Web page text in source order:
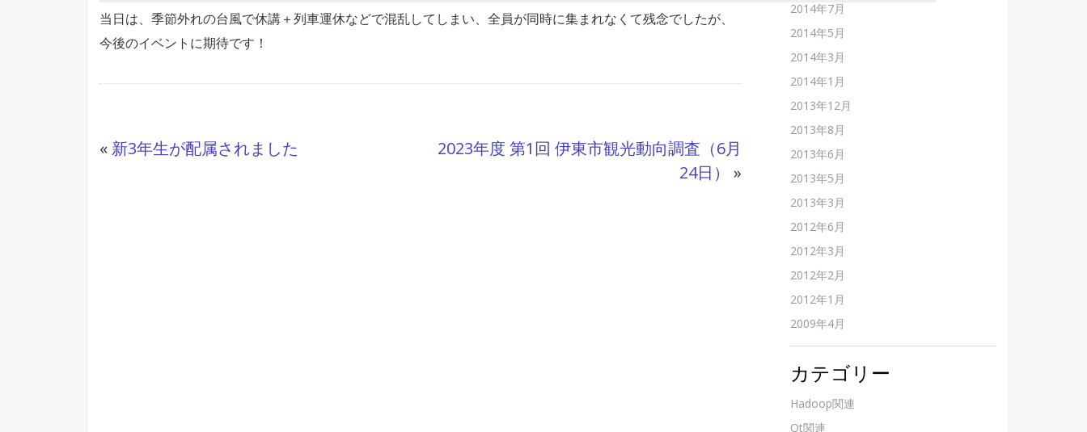
当日は、季節外れの台風で休講＋列車運休などで混乱してしまい、全員が同時に集まれなくて残念でしたが、
今後のイベントに期待です！
« 新3年生が配属されました
2023年度 第1回 伊東市観光動向調査（6月
24日）
»
2014年7月
2014年5月
2014年3月
2014年1月
2013年12月
2013年8月
2013年6月
2013年5月
2013年3月
2012年6月
2012年3月
2012年2月
2012年1月
2009年4月
カテゴリー
Hadoop関連
Qt関連